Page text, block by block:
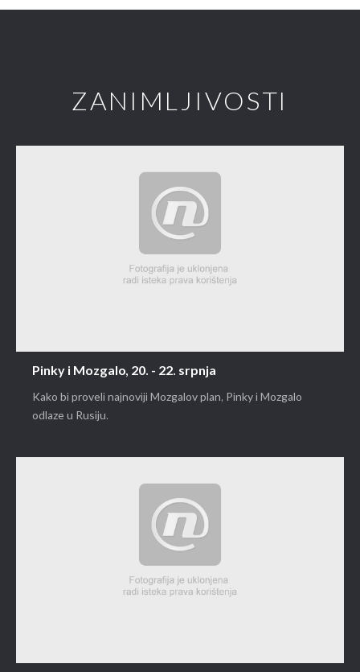
ZANIMLJIVOSTI
Pinky i Mozgalo, 20. - 22. srpnja
Kako bi proveli najnoviji Mozgalov plan, Pinky i Mozgalo
odlaze u Rusiju.